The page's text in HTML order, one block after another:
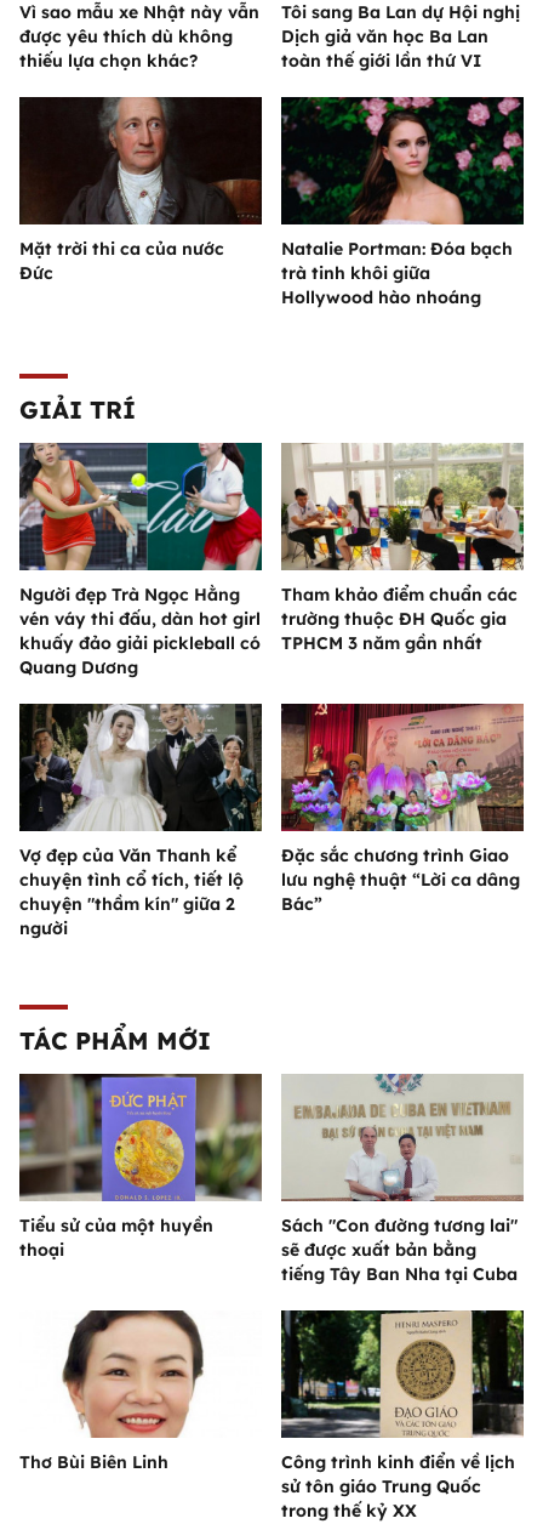
Vì sao mẫu xe Nhật này vẫn
được yêu thích dù không
thiếu lựa chọn khác?
Tôi sang Ba Lan dự Hội nghị
Dịch giả văn học Ba Lan
toàn thế giới lần thứ VI
Mặt trời thi ca của nước
Đức
Natalie Portman: Đóa bạch
trà tinh khôi giữa
Hollywood hào nhoáng
GIẢI TRÍ
Người đẹp Trà Ngọc Hằng
vén váy thi đấu, dàn hot girl
khuấy đảo giải pickleball có
Quang Dương
Tham khảo điểm chuẩn các
trường thuộc ĐH Quốc gia
TPHCM 3 năm gần nhất
Vợ đẹp của Văn Thanh kể
chuyện tình cổ tích, tiết lộ
chuyện "thầm kín" giữa 2
người
Đặc sắc chương trình Giao
lưu nghệ thuật “Lời ca dâng
Bác”
TÁC PHẨM MỚI
Tiểu sử của một huyền
thoại
Sách "Con đường tương lai"
sẽ được xuất bản bằng
tiếng Tây Ban Nha tại Cuba
Thơ Bùi Biên Linh
Công trình kinh điển về lịch
sử tôn giáo Trung Quốc
trong thế kỷ XX